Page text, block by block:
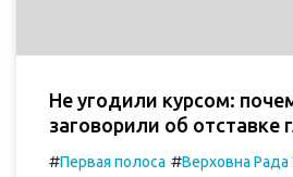
Не угодили курсом:
заговорили об отставке
#Первая полоса #Верховна Рада